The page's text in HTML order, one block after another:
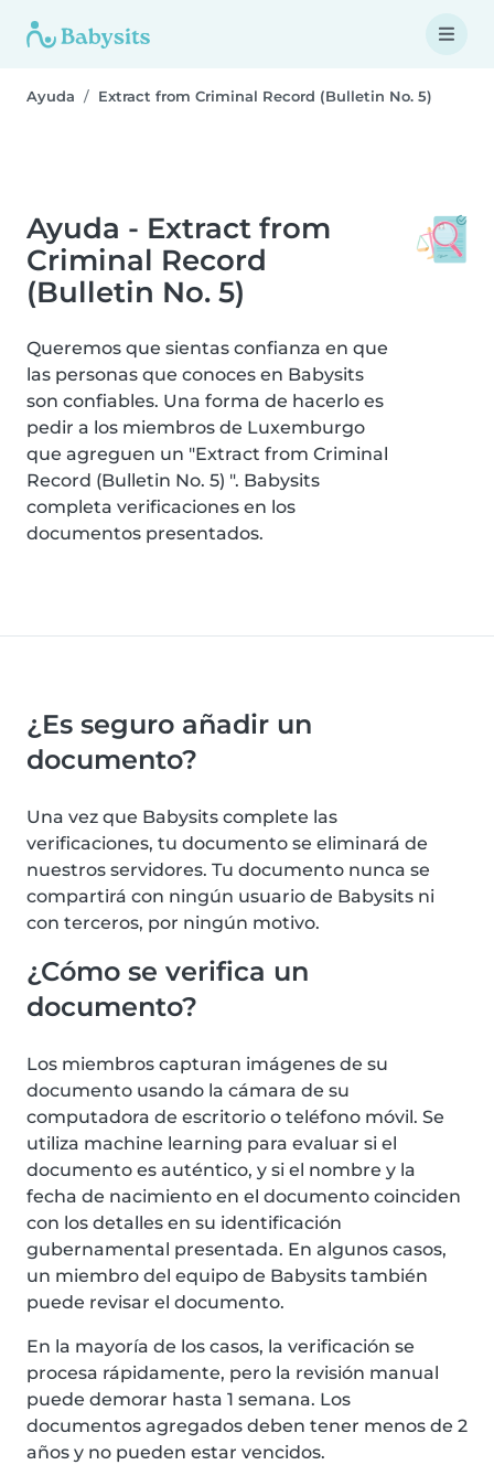
Ayuda Extract from Criminal Record (Bulletin No. 5)
Ayuda - Extract from
Criminal Record
(Bulletin No. 5)
Queremos que sientas confianza en que
las personas que conoces en Babysits
son confiables. Una forma de hacerlo es
pedir a los miembros de Luxemburgo
que agreguen un "Extract from Criminal
Record (Bulletin No. 5) ". Babysits
completa verificaciones en los
documentos presentados.
¿Es seguro añadir un
documento?
Una vez que Babysits complete las
verificaciones, tu documento se eliminará de
nuestros servidores. Tu documento nunca se
compartirá con ningún usuario de Babysits ni
con terceros, por ningún motivo.
¿Cómo se verifica un
documento?
Los miembros capturan imágenes de su
documento usando la cámara de su
computadora de escritorio o teléfono móvil. Se
utiliza machine learning para evaluar si el
documento es auténtico, y si el nombre y la
fecha de nacimiento en el documento coinciden
con los detalles en su identificación
gubernamental presentada. En algunos casos,
un miembro del equipo de Babysits también
puede revisar el documento.
En la mayoría de los casos, la verificación se
procesa rápidamente, pero la revisión manual
puede demorar hasta 1 semana. Los
documentos agregados deben tener menos de 2
años y no pueden estar vencidos.